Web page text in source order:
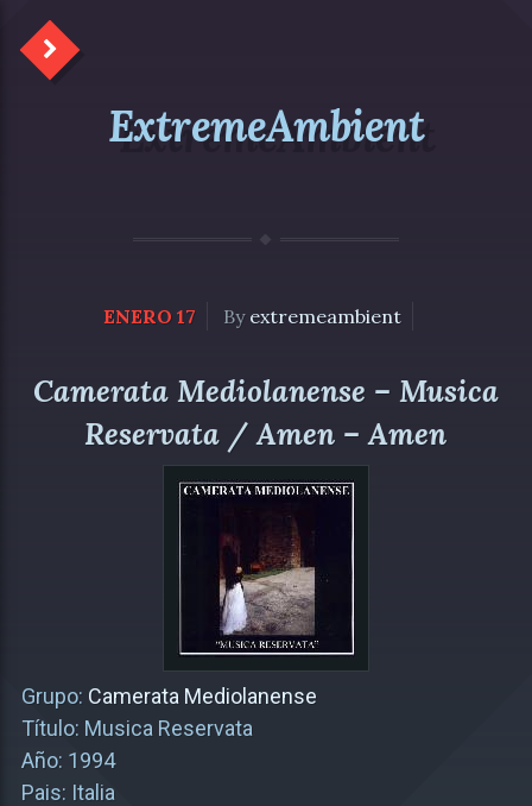
ExtremeAmbient
ENERO 17 By extremeambient
Camerata Mediolanense – Musica
Reservata / Amen – Amen
Grupo: Camerata Mediolanense
Título: Musica Reservata
Año: 1994
Pais: Italia